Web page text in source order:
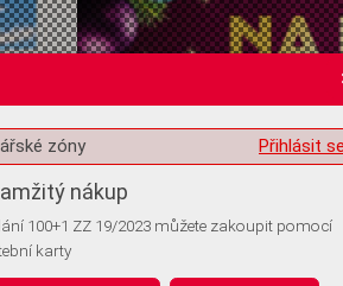
volitelných informací
Přihlásit
zóny
nákup
100+1 ZZ 19/2023 můžete zakoupit pomocí
karty